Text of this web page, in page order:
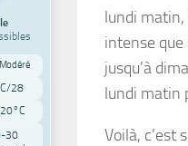
lundi
intense que
jusqu’à
lundi matin
Voilà, c’est
Modéré
28
30